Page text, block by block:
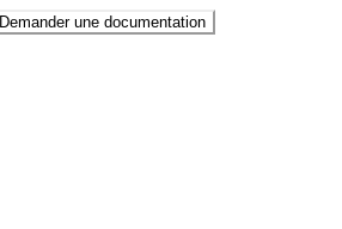
Demander une documentation